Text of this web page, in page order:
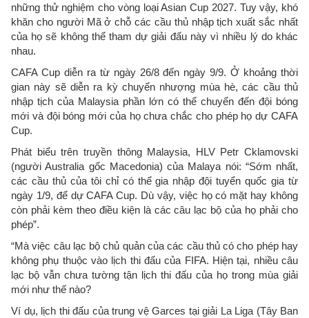
những thử nghiệm cho vòng loại Asian Cup 2027. Tuy vậy, khó
khăn cho người Mã ở chỗ các cầu thủ nhập tịch xuất sắc nhất
của họ sẽ không thể tham dự giải đấu này vì nhiều lý do khác
nhau.
CAFA Cup diễn ra từ ngày 26/8 đến ngày 9/9. Ở khoảng thời
gian này sẽ diễn ra kỳ chuyển nhượng mùa hè, các cầu thủ
nhập tịch của Malaysia phần lớn có thể chuyển đến đội bóng
mới và đội bóng mới của họ chưa chắc cho phép họ dự CAFA
Cup.
Phát biểu trên truyền thông Malaysia, HLV Petr Cklamovski
(người Australia gốc Macedonia) của Malaya nói: “Sớm nhất,
các cầu thủ của tôi chỉ có thể gia nhập đội tuyển quốc gia từ
ngày 1/9, để dự CAFA Cup. Dù vậy, việc họ có mặt hay không
còn phải kèm theo điều kiện là các câu lạc bộ của họ phải cho
phép”.
“Mà việc câu lạc bộ chủ quản của các cầu thủ có cho phép hay
không phụ thuộc vào lịch thi đấu của FIFA. Hiện tại, nhiều câu
lạc bộ vẫn chưa tường tận lịch thi đấu của họ trong mùa giải
mới như thế nào?
Ví dụ, lịch thi đấu của trung vệ Garces tại giải La Liga (Tây Ban